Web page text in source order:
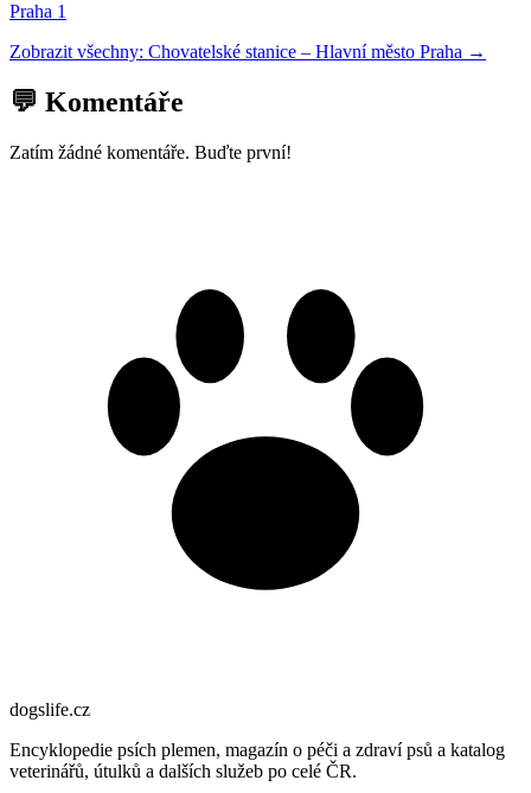
Praha 1
Zobrazit všechny: Chovatelské stanice – Hlavní město Praha →
💬 Komentáře
Zatím žádné komentáře. Buďte první!
dogslife.cz
Encyklopedie psích plemen, magazín o péči a zdraví psů a katalog
veterinářů, útulků a dalších služeb po celé ČR.